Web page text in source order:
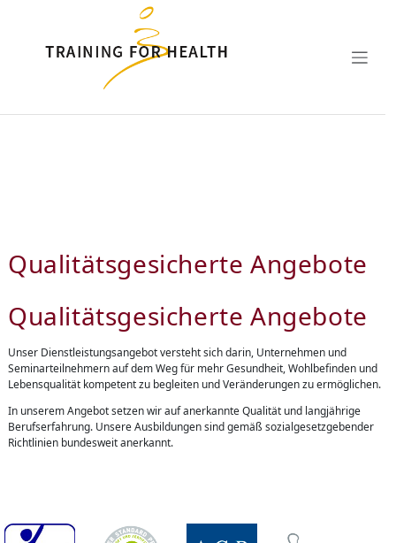
Qualitätsgesicherte Angebote
Qualitätsgesicherte Angebote
Unser Dienstleistungsangebot versteht sich darin, Unternehmen und
Seminarteilnehmern auf dem Weg für mehr Gesundheit, Wohlbefinden und
Lebensqualität kompetent zu begleiten und Veränderungen zu ermöglichen.
In unserem Angebot setzen wir auf anerkannte Qualität und langjährige
Berufserfahrung. Unsere Ausbildungen sind gemäß sozialgesetzgebender
Richtlinien bundesweit anerkannt.